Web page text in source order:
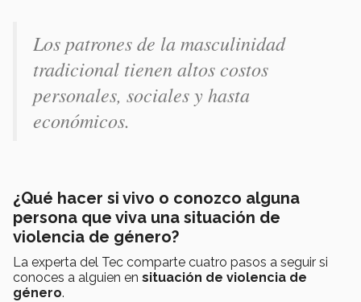
Los patrones de la masculinidad
tradicional tienen altos costos
personales, sociales y hasta
económicos.
¿Qué hacer si vivo o conozco alguna
persona que viva una situación de
violencia de género?
La experta del Tec comparte cuatro pasos a seguir si
conoces a alguien en situación de violencia de
género.